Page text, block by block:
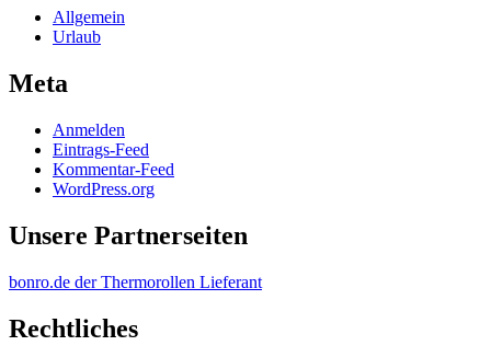
Allgemein
Urlaub
Meta
Anmelden
Eintrags-Feed
Kommentar-Feed
WordPress.org
Unsere Partnerseiten
bonro.de der Thermorollen Lieferant
Rechtliches